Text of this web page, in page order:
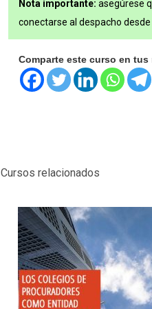
Nota importante: asegúrese
conectarse al despacho
Comparte este curso en tus
Cursos relacionados